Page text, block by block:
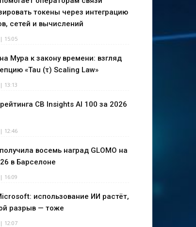
токены через интеграцию
сетей и вычислений
15:05
Мура к закону времени: взгляд
«Tau (τ) Scaling Law»
13:13
CB Insights AI 100 за 2026
12:46
восемь наград GLOMO на
в Барселоне
16:09
использование ИИ растёт,
разрыв — тоже
12:07